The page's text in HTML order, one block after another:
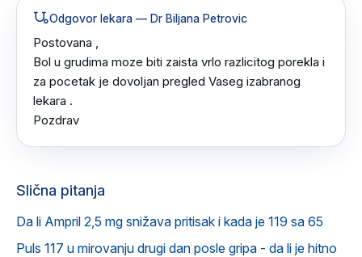
Odgovor lekara — Dr Biljana Petrovic
Postovana ,
Bol u grudima moze biti zaista vrlo razlicitog porekla i
za pocetak je dovoljan pregled Vaseg izabranog
lekara .
Pozdrav
Slična pitanja
Da li Ampril 2,5 mg snižava pritisak i kada je 119 sa 65
Puls 117 u mirovanju drugi dan posle gripa - da li je hitno